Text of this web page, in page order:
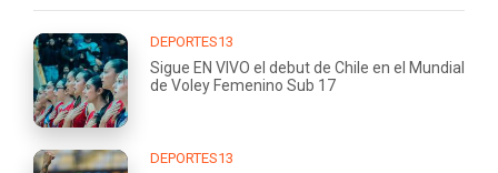
DEPORTES13
Sigue EN VIVO el debut de Chile en el Mundial
de Voley Femenino Sub 17
DEPORTES13